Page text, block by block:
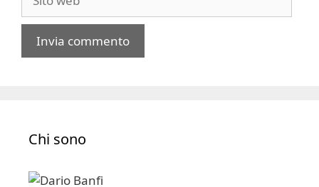
web
Chi sono